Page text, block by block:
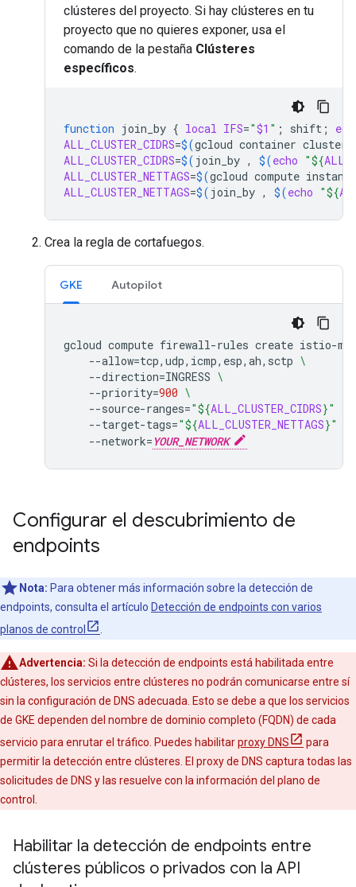
clústeres del proyecto. Si hay clústeres en tu
proyecto que no quieres exponer, usa el
comando de la pestaña Clústeres
específicos.
function join_by { local IFS="$1 " ; shift ;
ALL_CLUSTER_CIDRS=$(gcloud container clusters
ALL_CLUSTER_CIDRS=$( join_by , $(echo "${
ALL_CLUSTER_NETTAGS=$(gcloud compute
ALL_CLUSTER_NETTAGS=$( join_by , $(echo "${
Crea la regla de cortafuegos.
GKE Autopilot
gcloud compute firewall-rules create istio-
--allow=tcp,udp,icmp,esp,ah,sctp \
--direction=INGRESS \
--priority=900 \
--source-ranges="${ALL_CLUSTER_CIDRS}"
--target-tags="${ALL_CLUSTER_NETTAGS}"
--network= YOUR_NETWORK
Configurar el descubrimiento de
endpoints
Nota: Para obtener más información sobre la detección de
endpoints, consulta el artículo Detección de endpoints con varios
planos de control
Advertencia: Si la detección de endpoints está habilitada entre
clústeres, los servicios entre clústeres no podrán comunicarse entre sí
sin la configuración de DNS adecuada. Esto se debe a que los servicios
de GKE dependen del nombre de dominio completo (FQDN) de cada
servicio para enrutar el tráfico. Puedes habilitarproxy DNS
para
permitir la detección entre clústeres. El proxy de DNS captura todas las
solicitudes de DNS y las resuelve con la información del plano de
control.
Habilitar la detección de endpoints entre
clústeres públicos o privados con la API